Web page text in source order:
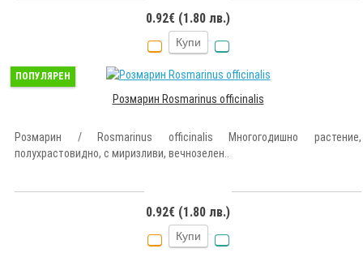
0.92€ (1.80 лв.)
Купи
ПОПУЛЯРЕН
Розмарин Rosmarinus officinalis
Розмарин / Rosmarinus officinalis Многогодишно растение,
полухрастовидно, с миризливи, вечнозелен..
0.92€ (1.80 лв.)
Купи